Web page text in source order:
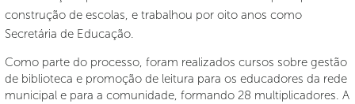
construção de escolas, e trabalhou por oito anos como
Secretária de Educação.
Como parte do processo, foram realizados cursos sobre gestão
de biblioteca e promoção de leitura para os educadores da rede
municipal e para a comunidade, formando 28 multiplicadores. A